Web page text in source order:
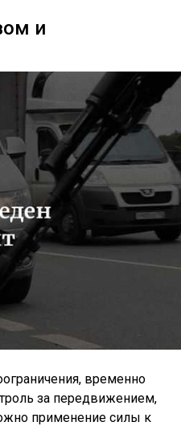
и
временно
за передвижением,
применение силы к